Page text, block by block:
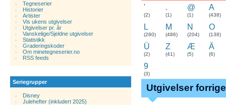
Tegneserier
Historier.
Artister
Vis ukens utgivelser
Utgivelser pr. år
Vanskelige/Sjeldne utgivelser
Statistikk
Graderingskoder
Om minetegneserier.no
RSS feeds
Seriegrupper
Disney
Julehefter (inkludert 2025)
'
(2)
.
(1)
@
(1)
A
(438)
L
(280)
M
(486)
N
(204)
O
(138)
Ü
(2)
Z
(41)
Æ
(5)
Ä
(6)
9
(3)
Utgivelser